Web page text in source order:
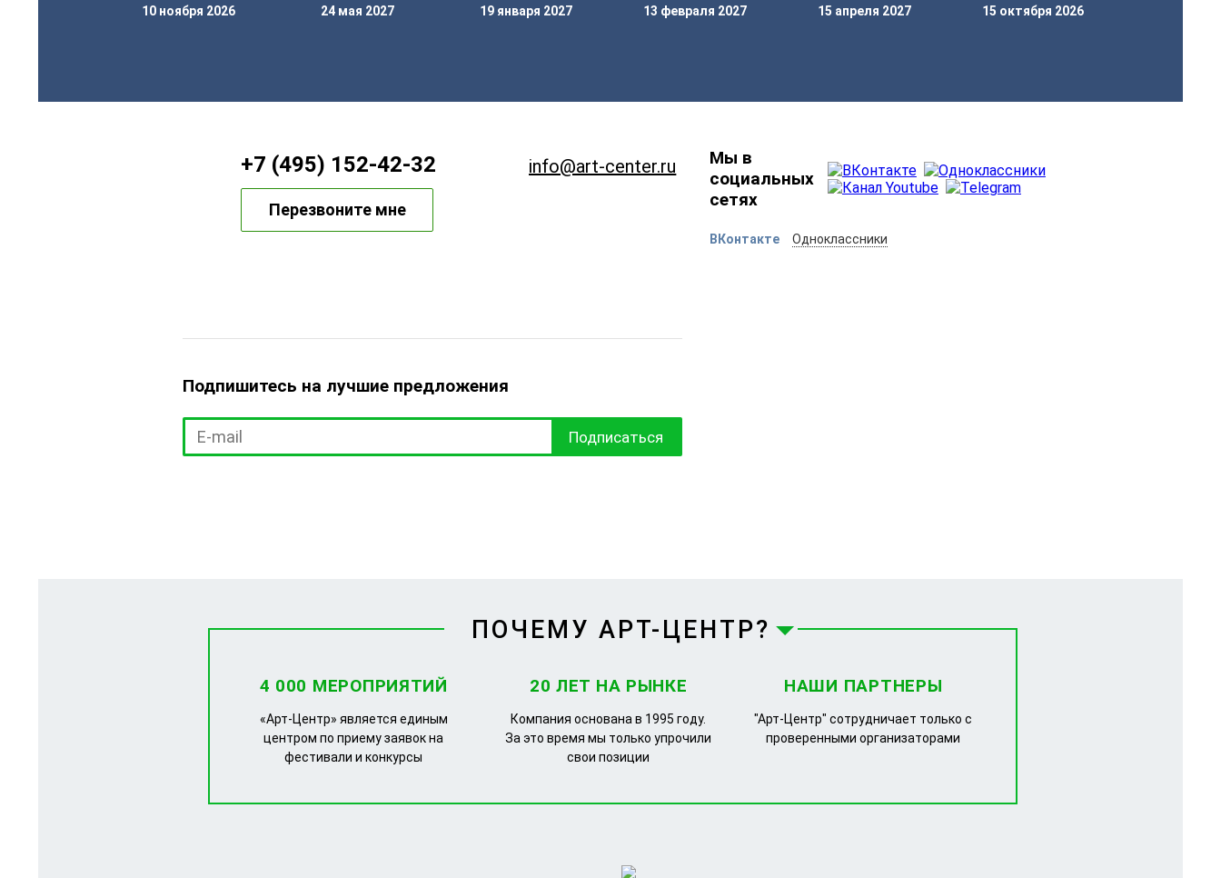
10 ноября 2026
24 мая 2027
19 января 2027
13 февраля 2027
15 апреля 2027
15 октября 2026
+7 (495) 152-42-32
Перезвоните мне
info@art-center.ru
Подпишитесь на лучшие предложения
Подписаться
Мы в
социальных
сетях
ВКонтакте Одноклассники
ПОЧЕМУ АРТ-ЦЕНТР?
4 000 МЕРОПРИЯТИЙ
«Арт-Центр» является единым
центром по приему заявок на
фестивали и конкурсы
20 ЛЕТ НА РЫНКЕ
Компания основана в 1995 году.
За это время мы только упрочили
свои позиции
НАШИ ПАРТНЕРЫ
"Арт-Центр" сотрудничает только с
проверенными организаторами